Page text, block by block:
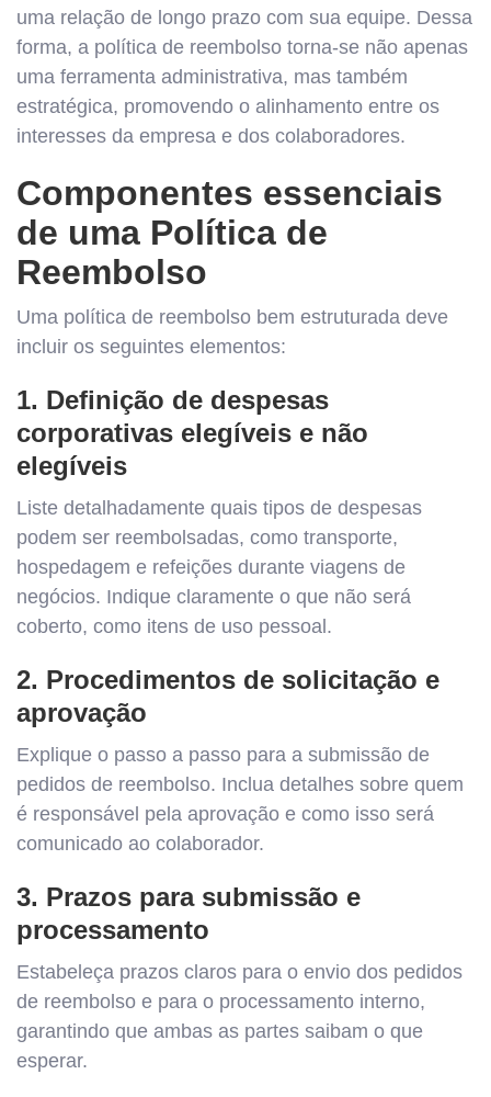
uma relação de longo prazo com sua equipe. Dessa
forma, a política de reembolso torna-se não apenas
uma ferramenta administrativa, mas também
estratégica, promovendo o alinhamento entre os
interesses da empresa e dos colaboradores.
Componentes essenciais
de uma Política de
Reembolso
Uma política de reembolso bem estruturada deve
incluir os seguintes elementos:
1. Definição de despesas
corporativas elegíveis e não
elegíveis
Liste detalhadamente quais tipos de despesas
podem ser reembolsadas, como transporte,
hospedagem e refeições durante viagens de
negócios. Indique claramente o que não será
coberto, como itens de uso pessoal.
2. Procedimentos de solicitação e
aprovação
Explique o passo a passo para a submissão de
pedidos de reembolso. Inclua detalhes sobre quem
é responsável pela aprovação e como isso será
comunicado ao colaborador.
3. Prazos para submissão e
processamento
Estabeleça prazos claros para o envio dos pedidos
de reembolso e para o processamento interno,
garantindo que ambas as partes saibam o que
esperar.